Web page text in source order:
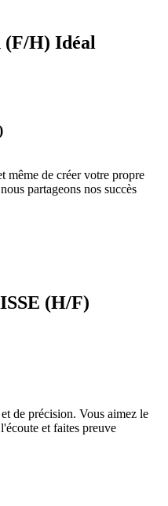
(F/H) Idéal
même de créer votre propre
partageons nos succès
(H/F)
de précision. Vous aimez le
et faites preuve